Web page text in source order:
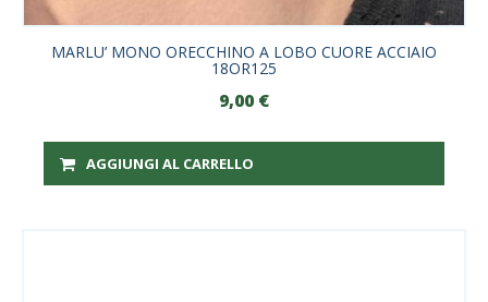
MARLU’ MONO ORECCHINO A LOBO CUORE ACCIAIO
18OR125
9,00 €
AGGIUNGI AL CARRELLO